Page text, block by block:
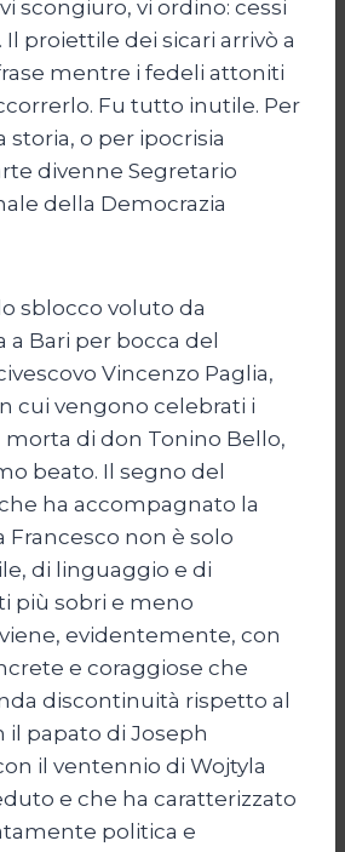
scongiuro, vi ordino: cessi
Il proiettile dei sicari arrivò a
mentre i fedeli attoniti
Fu tutto inutile. Per
storia, o per ipocrisia
divenne Segretario
della Democrazia
sblocco voluto da
a Bari per bocca del
Vincenzo Paglia,
cui vengono celebrati i
di don Tonino Bello,
beato. Il segno del
ha accompagnato la
Francesco non è solo
di linguaggio e di
più sobri e meno
evidentemente, con
e coraggiose che
discontinuità rispetto al
il papato di Joseph
il ventennio di Wojtyla
e che ha caratterizzato
politica e